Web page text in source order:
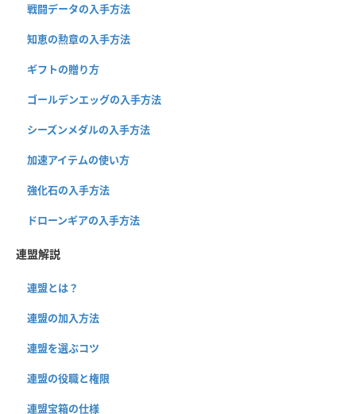
戦闘データの入手方法
知恵の勲章の入手方法
ギフトの贈り方
ゴールデンエッグの入手方法
シーズンメダルの入手方法
加速アイテムの使い方
強化石の入手方法
ドローンギアの入手方法
連盟解説
連盟とは？
連盟の加入方法
連盟を選ぶコツ
連盟の役職と権限
連盟宝箱の仕様